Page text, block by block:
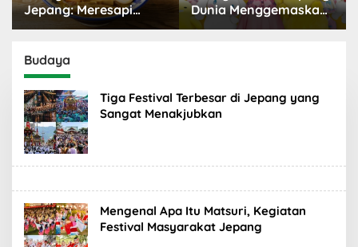
Jepang: Meresapi
Tradisi Lezat
Dunia Menggemaskan
yang Populer
Budaya
Tiga Festival Terbesar di Jepang yang
Sangat Menakjubkan
Mengenal Apa Itu Matsuri, Kegiatan
Festival Masyarakat Jepang